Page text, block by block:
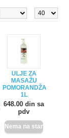
ULJE ZA
MASAŽU
POMORANDŽA
1L
648.00 din sa
pdv